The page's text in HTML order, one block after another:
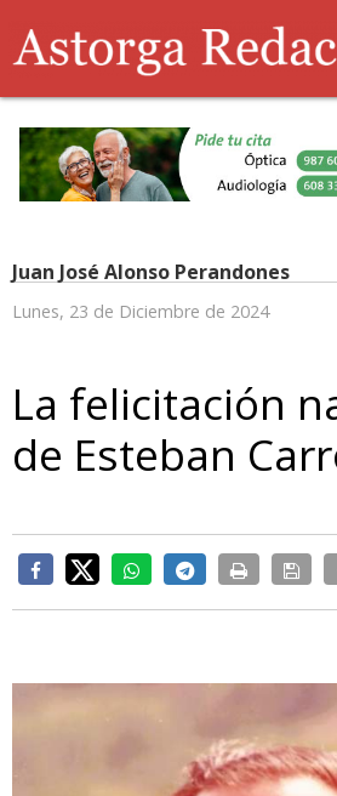
Juan José Alonso Perandones
Lunes, 23 de Diciembre de 2024
La felicitación
de Esteban